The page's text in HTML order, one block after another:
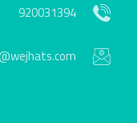
920031394